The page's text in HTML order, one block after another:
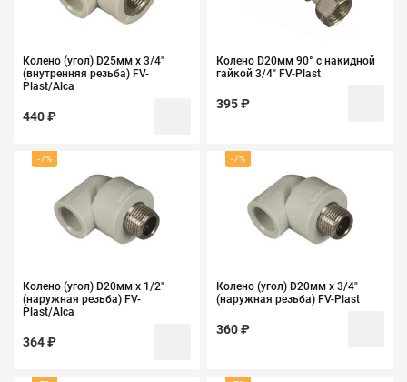
Колено (угол) D25мм х 3/4"
(внутренняя резьба) FV-
Plast/Alca
440 ₽
Колено D20мм 90° с накидной
гайкой 3/4" FV-Plast
395 ₽
-7%
Колено (угол) D20мм х 1/2"
(наружная резьба) FV-
Plast/Alca
364 ₽
-7%
Колено (угол) D20мм х 3/4"
(наружная резьба) FV-Plast
360 ₽